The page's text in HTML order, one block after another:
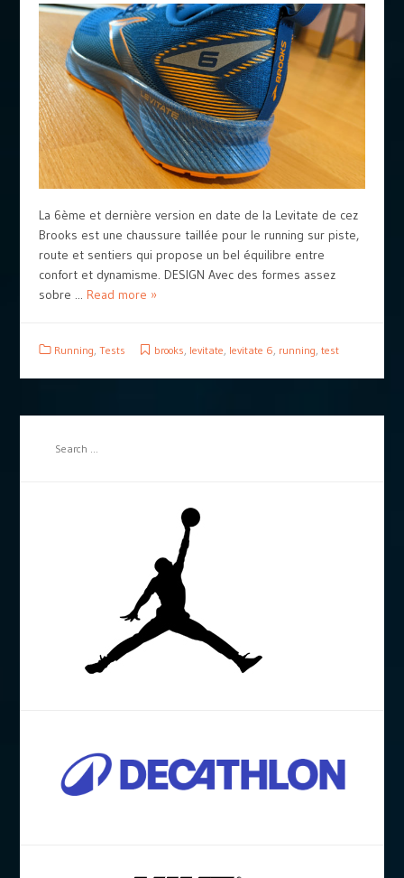
La 6ème et dernière version en date de la Levitate de cez
Brooks est une chaussure taillée pour le running sur piste,
route et sentiers qui propose un bel équilibre entre
confort et dynamisme. DESIGN Avec des formes assez
sobre ... Read more »
Running, Tests brooks, levitate, levitate 6, running, test